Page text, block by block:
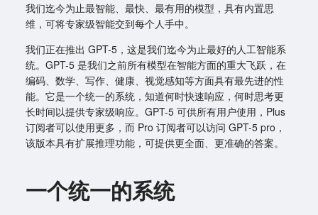
我们迄今为止最智能、最快、最有用的模型，具有内置思
维，可将专家级智能交到每个人手中。
我们正在推出 GPT-5，这是我们迄今为止最好的人工智能系
统。GPT-5 是我们之前所有模型在智能方面的重大飞跃，在
编码、数学、写作、健康、视觉感知等方面具有最先进的性
能。它是一个统一的系统，知道何时快速响应，何时思考更
长时间以提供专家级响应。GPT-5 可供所有用户使用，Plus
订阅者可以使用更多，而 Pro 订阅者可以访问 GPT-5 pro，
该版本具有扩展推理功能，可提供更全面、更准确的答案。
一个统一的系统